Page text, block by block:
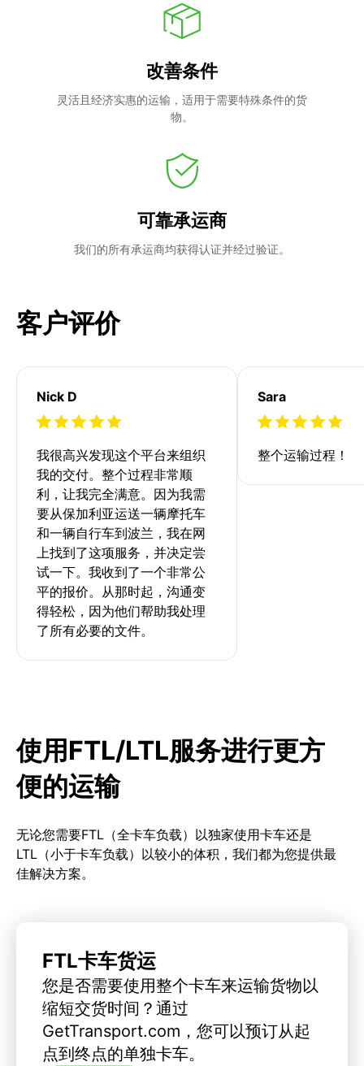
改善条件
灵活且经济实惠的运输，适用于需要特殊条件的货
物。
可靠承运商
我们的所有承运商均获得认证并经过验证。
客户评价
Nick D
我很高兴发现这个平台来组织
我的交付。整个过程非常顺
利，让我完全满意。因为我需
要从保加利亚运送一辆摩托车
和一辆自行车到波兰，我在网
上找到了这项服务，并决定尝
试一下。我收到了一个非常公
平的报价。从那时起，沟通变
得轻松，因为他们帮助我处理
了所有必要的文件。
Sara
整个运输过程！
使用FTL/LTL服务进行更方
便的运输
无论您需要FTL（全卡车负载）以独家使用卡车还是
LTL（小于卡车负载）以较小的体积，我们都为您提供最
佳解决方案。
FTL卡车货运
您是否需要使用整个卡车来运输货物以
缩短交货时间？通过
GetTransport.com，您可以预订从起
点到终点的单独卡车。